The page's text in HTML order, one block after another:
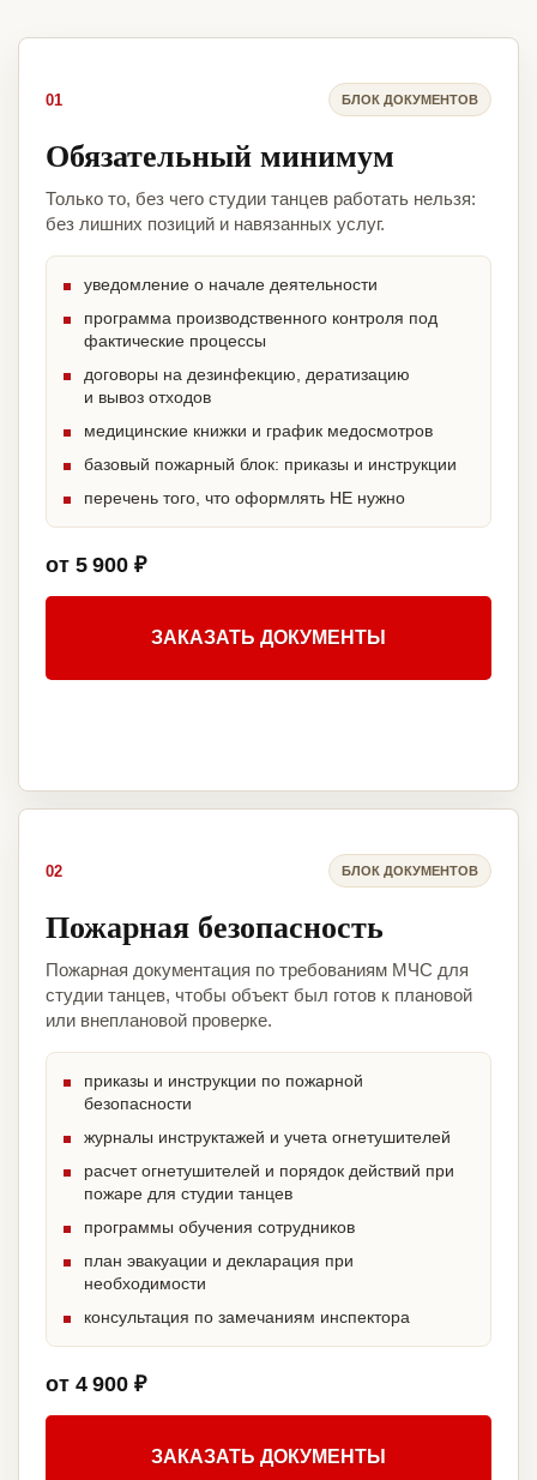
01 БЛОК ДОКУМЕНТОВ
Обязательный минимум
Только то, без чего студии танцев работать нельзя:
без лишних позиций и навязанных услуг.
уведомление о начале деятельности
программа производственного контроля под
фактические процессы
договоры на дезинфекцию, дератизацию
и вывоз отходов
медицинские книжки и график медосмотров
базовый пожарный блок: приказы и инструкции
перечень того, что оформлять НЕ нужно
от 5 900 ₽
ЗАКАЗАТЬ ДОКУМЕНТЫ
02 БЛОК ДОКУМЕНТОВ
Пожарная безопасность
Пожарная документация по требованиям МЧС для
студии танцев, чтобы объект был готов к плановой
или внеплановой проверке.
приказы и инструкции по пожарной
безопасности
журналы инструктажей и учета огнетушителей
расчет огнетушителей и порядок действий при
пожаре для студии танцев
программы обучения сотрудников
план эвакуации и декларация при
необходимости
консультация по замечаниям инспектора
от 4 900 ₽
ЗАКАЗАТЬ ДОКУМЕНТЫ